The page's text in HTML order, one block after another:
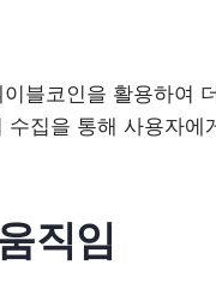
블코인을 활용하여
집을 통해 사용자에
직임